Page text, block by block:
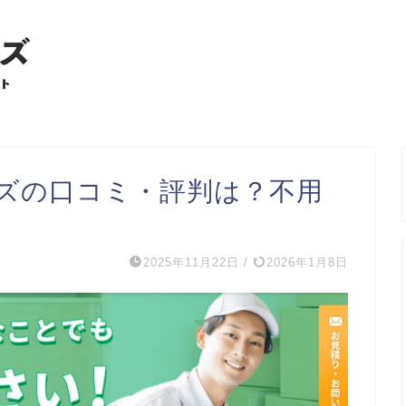
の口コミ・評判は？不用
2025年11月22日 / 2026年1月8日